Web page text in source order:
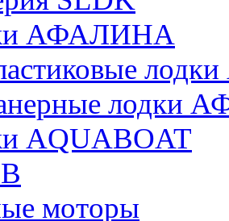
АФАЛИНА
лодки
AQUABOAT
моторы